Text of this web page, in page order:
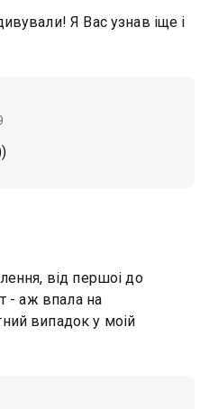
Я Вас узнав іще і
від першоі до
- аж впала на
випадок у моій